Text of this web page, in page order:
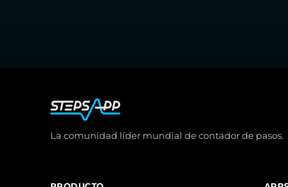
La comunidad líder mundial de contador de pasos.